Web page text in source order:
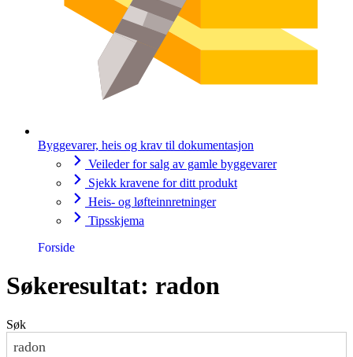
Byggevarer, heis og krav til dokumentasjon
Veileder for salg av gamle byggevarer
Sjekk kravene for ditt produkt
Heis- og løfteinnretninger
Tipsskjema
Forside
Søkeresultat: radon
Søk